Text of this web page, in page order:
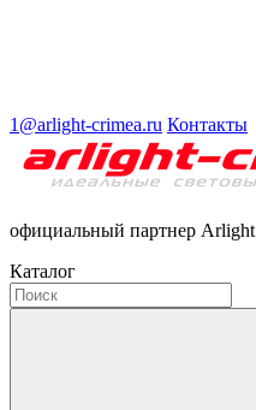
1@arlight-crimea.ru Контакты
официальный партнер Arlight
Каталог